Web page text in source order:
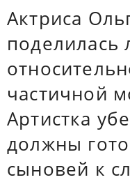
Актриса
частичной
Артистка
должны
сыновей к